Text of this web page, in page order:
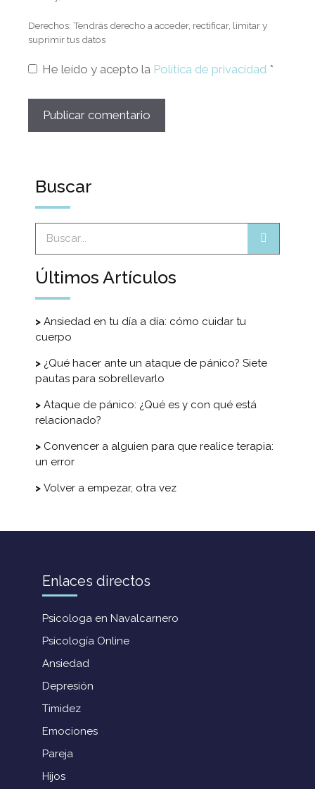
Derechos: Tendrás derecho a acceder, rectificar, limitar y
suprimir tus datos
He leído y acepto la Política de privacidad *
Buscar
Últimos Artículos
Ansiedad en tu día a día: cómo cuidar tu
cuerpo
¿Qué hacer ante un ataque de pánico? Siete
pautas para sobrellevarlo
Ataque de pánico: ¿Qué es y con qué está
relacionado?
Convencer a alguien para que realice terapia:
un error
Volver a empezar, otra vez
Enlaces directos
Psicologa en Navalcarnero
Psicología Online
Ansiedad
Depresión
Timidez
Emociones
Pareja
Hijos